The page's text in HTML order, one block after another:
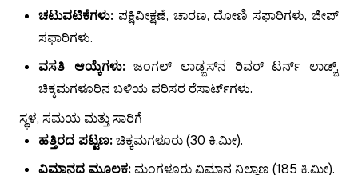
ಚಟುವಟಿಕೆಗಳು: ಪಕ್ಷಿವೀಕ್ಷಣೆ, ಚಾರಣ, ದೋಣಿ ಸಫಾರಿಗಳು, ಜೀಪ್
ಸಫಾರಿಗಳು.
ವಸತಿ ಆಯ್ಕೆಗಳು:ಜಂಗಲ್ ಲಾಡ್ಜಸ್‌ನ ರಿವರ್ ಟರ್ನ್ ಲಾಡ್ಜ್,
ಚಿಕ್ಕಮಗಳೂರಿನ ಬಳಿಯ ಪರಿಸರ ರೆಸಾರ್ಟ್‌ಗಳು.
ಸ್ಥಳ, ಸಮಯ ಮತ್ತು ಸಾರಿಗೆ
ಹತ್ತಿರದ ಪಟ್ಟಣ:ಚಿಕ್ಕಮಗಳೂರು (30 ಕಿ.ಮೀ).
ವಿಮಾನದ ಮೂಲಕ:ಮಂಗಳೂರು ವಿಮಾನ ನಿಲ್ದಾಣ (185 ಕಿ.ಮೀ).